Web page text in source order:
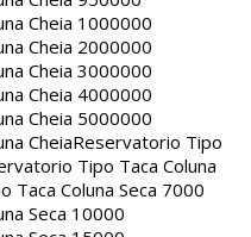
Cheia 1000000
Cheia 2000000
Cheia 3000000
Cheia 4000000
Cheia 5000000
CheiaReservatorio Tipo
Tipo Taca Coluna
Taca Coluna Seca 7000
Seca 10000